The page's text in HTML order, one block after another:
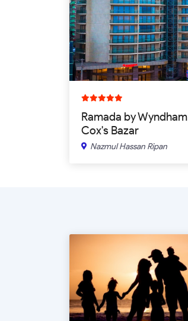
Ramada by Wyndham
Cox's Bazar
Nazmul Hassan Ripan